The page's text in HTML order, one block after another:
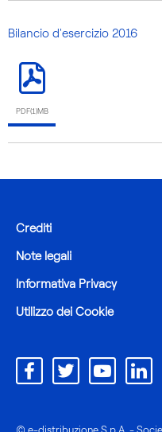
Bilancio d'esercizio 2016
PDF(1)MB
Crediti
Note legali
Informativa Privacy
Utilizzo dei Cookie